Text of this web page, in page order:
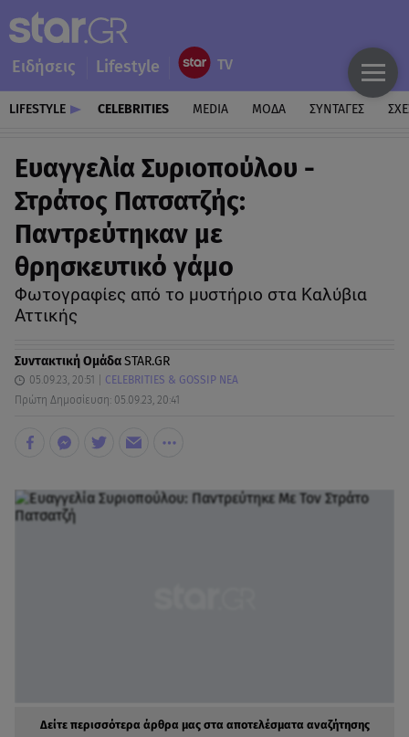
Ειδήσεις Lifestyle
LIFESTYLE CELEBRITIES MEDIA ΜΟΔΑ ΣΥΝΤΑΓΕΣ
Ευαγγελία Συριοπούλου -
Στράτος Πατσατζής:
Παντρεύτηκαν με
θρησκευτικό γάμο
Φωτογραφίες από το μυστήριο στα Καλύβια
Αττικής
Συντακτική ΟμάδαSTAR.GR
05.09.23, 20:51
CELEBRITIES & GOSSIP ΝΕΑ
Πρώτη Δημοσίευση: 05.09.23, 20:41
Δείτε περισσότερα άρθρα μας στα αποτελέσματα αναζήτησης